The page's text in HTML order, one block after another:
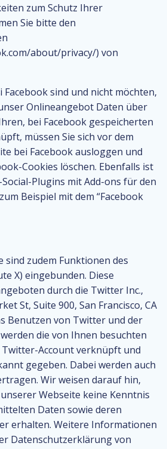
zum Schutz Ihrer
Sie bitte den
about/privacy/) von
Facebook sind und nicht möchten,
Onlineangebot Daten über
bei Facebook gespeicherten
müssen Sie sich vor dem
bei Facebook ausloggen und
Cookies löschen. Ebenfalls ist
Plugins mit Add-ons für den
Beispiel mit dem “Facebook
sind zudem Funktionen des
X) eingebunden. Diese
durch die Twitter Inc.,
St, Suite 900, San Francisco, CA
Benutzen von Twitter und der
die von Ihnen besuchten
Account verknüpft und
gegeben. Dabei werden auch
Wir weisen darauf hin,
Webseite keine Kenntnis
Daten sowie deren
erhalten. Weitere Informationen
Datenschutzerklärung von